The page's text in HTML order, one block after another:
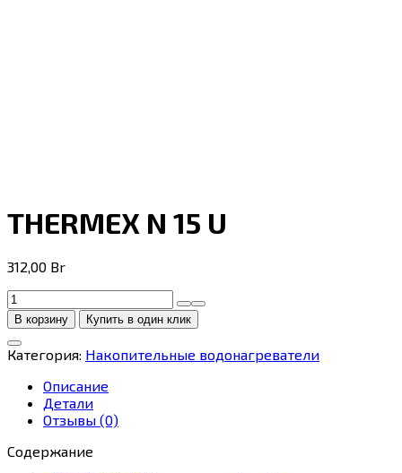
THERMEX N 15 U
312,00 Br
Количество
товара
THERMEX
N
15
В корзину Купить в один клик
Категория: Накопительные водонагреватели
Описание
Детали
Отзывы (0)
Содержание